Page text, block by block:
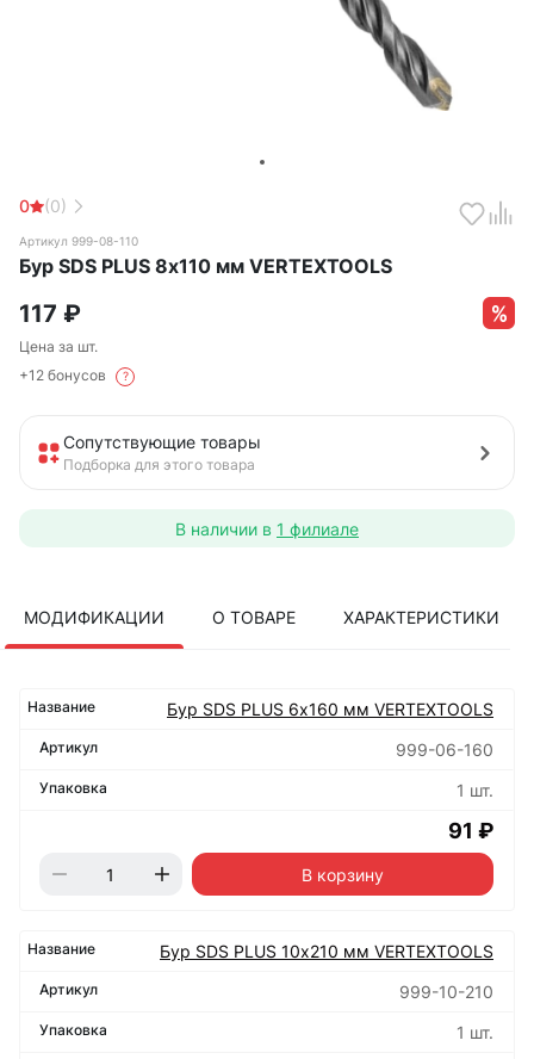
0 (0)
Артикул 999-08-110
Бур SDS PLUS 8х110 мм VERTEXTOOLS
117 ₽
Цена за шт.
+12 бонусов
?
Сопутствующие товары
Подборка для этого товара
В наличии в 1 филиале
МОДИФИКАЦИИ О ТОВАРЕ ХАРАКТЕРИСТИКИ
Бур SDS PLUS 6х160 мм VERTEXTOOLS
999-06-160
1 шт.
91 ₽
В корзину
Бур SDS PLUS 10х210 мм VERTEXTOOLS
999-10-210
1 шт.